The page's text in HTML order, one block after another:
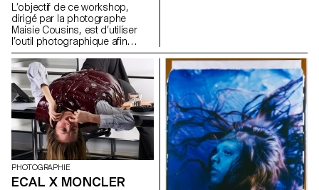
L’objectif de ce workshop,
dirigé par la photographe
Maisie Cousins, est d’utiliser
l’outil photographique afin
d’élargir notre capacité
d’observation. Durant la
semaine, les étudiants ont
exploré la macrophotographie
pour créer des univers
miniatures et abstraits à partir
d’objets et d’accessoires du
quotidien. Cela nous invite à
réfléchir : qu’est-ce que nous
négligeons encore dans notre
environnement immédiat ?
PHOTOGRAPHIE
ECAL X MONCLER